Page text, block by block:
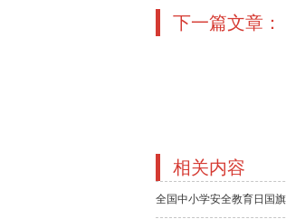
下一篇文章：
相关内容
全国中小学安全教育日国